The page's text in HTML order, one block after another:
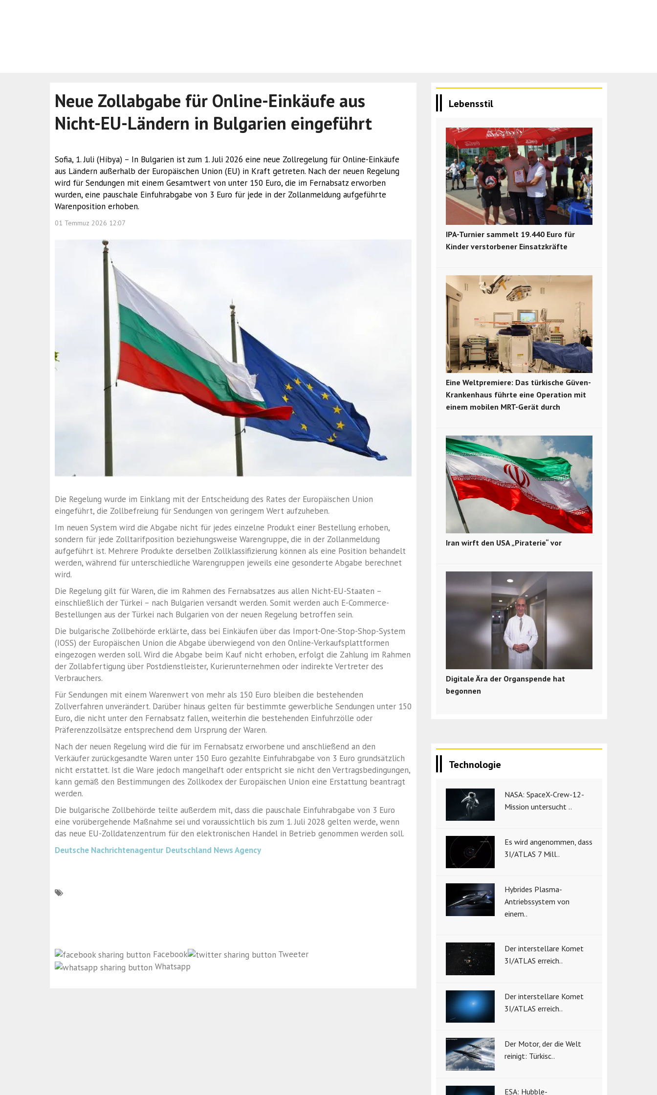
Neue Zollabgabe für Online-Einkäufe aus
Nicht-EU-Ländern in Bulgarien eingeführt
Sofia, 1. Juli (Hibya) – In Bulgarien ist zum 1. Juli 2026 eine neue Zollregelung für Online-Einkäufe
aus Ländern außerhalb der Europäischen Union (EU) in Kraft getreten. Nach der neuen Regelung
wird für Sendungen mit einem Gesamtwert von unter 150 Euro, die im Fernabsatz erworben
wurden, eine pauschale Einfuhrabgabe von 3 Euro für jede in der Zollanmeldung aufgeführte
Warenposition erhoben.
01 Temmuz 2026 12:07
Die Regelung wurde im Einklang mit der Entscheidung des Rates der Europäischen Union
eingeführt, die Zollbefreiung für Sendungen von geringem Wert aufzuheben.
Im neuen System wird die Abgabe nicht für jedes einzelne Produkt einer Bestellung erhoben,
sondern für jede Zolltarifposition beziehungsweise Warengruppe, die in der Zollanmeldung
aufgeführt ist. Mehrere Produkte derselben Zollklassifizierung können als eine Position behandelt
werden, während für unterschiedliche Warengruppen jeweils eine gesonderte Abgabe berechnet
wird.
Die Regelung gilt für Waren, die im Rahmen des Fernabsatzes aus allen Nicht-EU-Staaten –
einschließlich der Türkei – nach Bulgarien versandt werden. Somit werden auch E-Commerce-
Bestellungen aus der Türkei nach Bulgarien von der neuen Regelung betroffen sein.
Die bulgarische Zollbehörde erklärte, dass bei Einkäufen über das Import-One-Stop-Shop-System
(IOSS) der Europäischen Union die Abgabe überwiegend von den Online-Verkaufsplattformen
eingezogen werden soll. Wird die Abgabe beim Kauf nicht erhoben, erfolgt die Zahlung im Rahmen
der Zollabfertigung über Postdienstleister, Kurierunternehmen oder indirekte Vertreter des
Verbrauchers.
Für Sendungen mit einem Warenwert von mehr als 150 Euro bleiben die bestehenden
Zollverfahren unverändert. Darüber hinaus gelten für bestimmte gewerbliche Sendungen unter 150
Euro, die nicht unter den Fernabsatz fallen, weiterhin die bestehenden Einfuhrzölle oder
Präferenzzollsätze entsprechend dem Ursprung der Waren.
Nach der neuen Regelung wird die für im Fernabsatz erworbene und anschließend an den
Verkäufer zurückgesandte Waren unter 150 Euro gezahlte Einfuhrabgabe von 3 Euro grundsätzlich
nicht erstattet. Ist die Ware jedoch mangelhaft oder entspricht sie nicht den Vertragsbedingungen,
kann gemäß den Bestimmungen des Zollkodex der Europäischen Union eine Erstattung beantragt
werden.
Die bulgarische Zollbehörde teilte außerdem mit, dass die pauschale Einfuhrabgabe von 3 Euro
eine vorübergehende Maßnahme sei und voraussichtlich bis zum 1. Juli 2028 gelten werde, wenn
das neue EU-Zolldatenzentrum für den elektronischen Handel in Betrieb genommen werden soll.
Deutsche Nachrichtenagentur Deutschland News Agency
Facebook
Tweeter
Whatsapp
Lebensstil
IPA-Turnier sammelt 19.440 Euro für
Kinder verstorbener Einsatzkräfte
Eine Weltpremiere: Das türkische Güven-
Krankenhaus führte eine Operation mit
einem mobilen MRT-Gerät durch
Iran wirft den USA „Piraterie“ vor
Digitale Ära der Organspende hat
begonnen
Technologie
NASA: SpaceX-Crew-12-
Mission untersucht ..
Es wird angenommen, dass
3I/ATLAS 7 Mill..
Hybrides Plasma-
Antriebssystem von
einem..
Der interstellare Komet
3I/ATLAS erreich..
Der interstellare Komet
3I/ATLAS erreich..
Der Motor, der die Welt
reinigt: Türkisc..
ESA: Hubble-